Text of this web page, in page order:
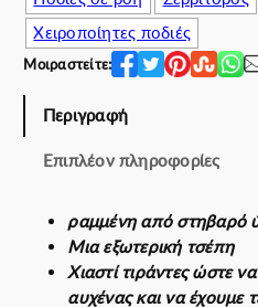
6
5
.
0
.
ι
:
5
0
.
Χειροποίητες ποδιές
Μοιραστείτε:
Περιγραφή
Επιπλέον πληροφορίες
ραμμένη από στηβαρό
Μια εξωτερική τσέπη
Χιαστί τιράντες ώστε
αυχένας και να έχουμε